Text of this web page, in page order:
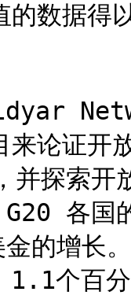
的数据得
来论证
并探索开
各国
的增长
个百